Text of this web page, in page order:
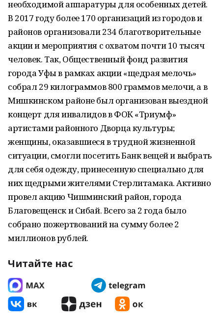
необходимой аппаратуры для особенных детей.
В 2017 году более 170 организаций из городов и
районов организовали 234 благотворительные
акции и мероприятия с охватом почти 10 тысяч
человек. Так, Общественный фонд развития
города Уфы в рамках акции «щедрая мелочь»
собрал 29 килограммов 800 граммов мелочи, а в
Мишкинском районе был организован выездной
концерт для инвалидов в ФОК «Триумф»
артистами районного Дворца культуры;
женщины, оказавшиеся в трудной жизненной
ситуации, смогли посетить Банк вещей и выбрать
для себя одежду, принесенную специально для
них щедрыми жителями Стерлитамака. Активно
провел акцию Чишминский район, города
Благовещенск и Сибай. Всего за 2 года было
собрано пожертвований на сумму более 2
миллионов рублей.
Читайте нас